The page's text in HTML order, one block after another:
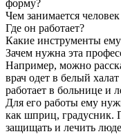
форму?
Чем занимается
Где он работает?
Какие инструменты
Зачем нужна эта
Например, можно
врач одет в белый
работает в больнице и
Для его работы ему
как шприц, градусник.
защищать и лечить